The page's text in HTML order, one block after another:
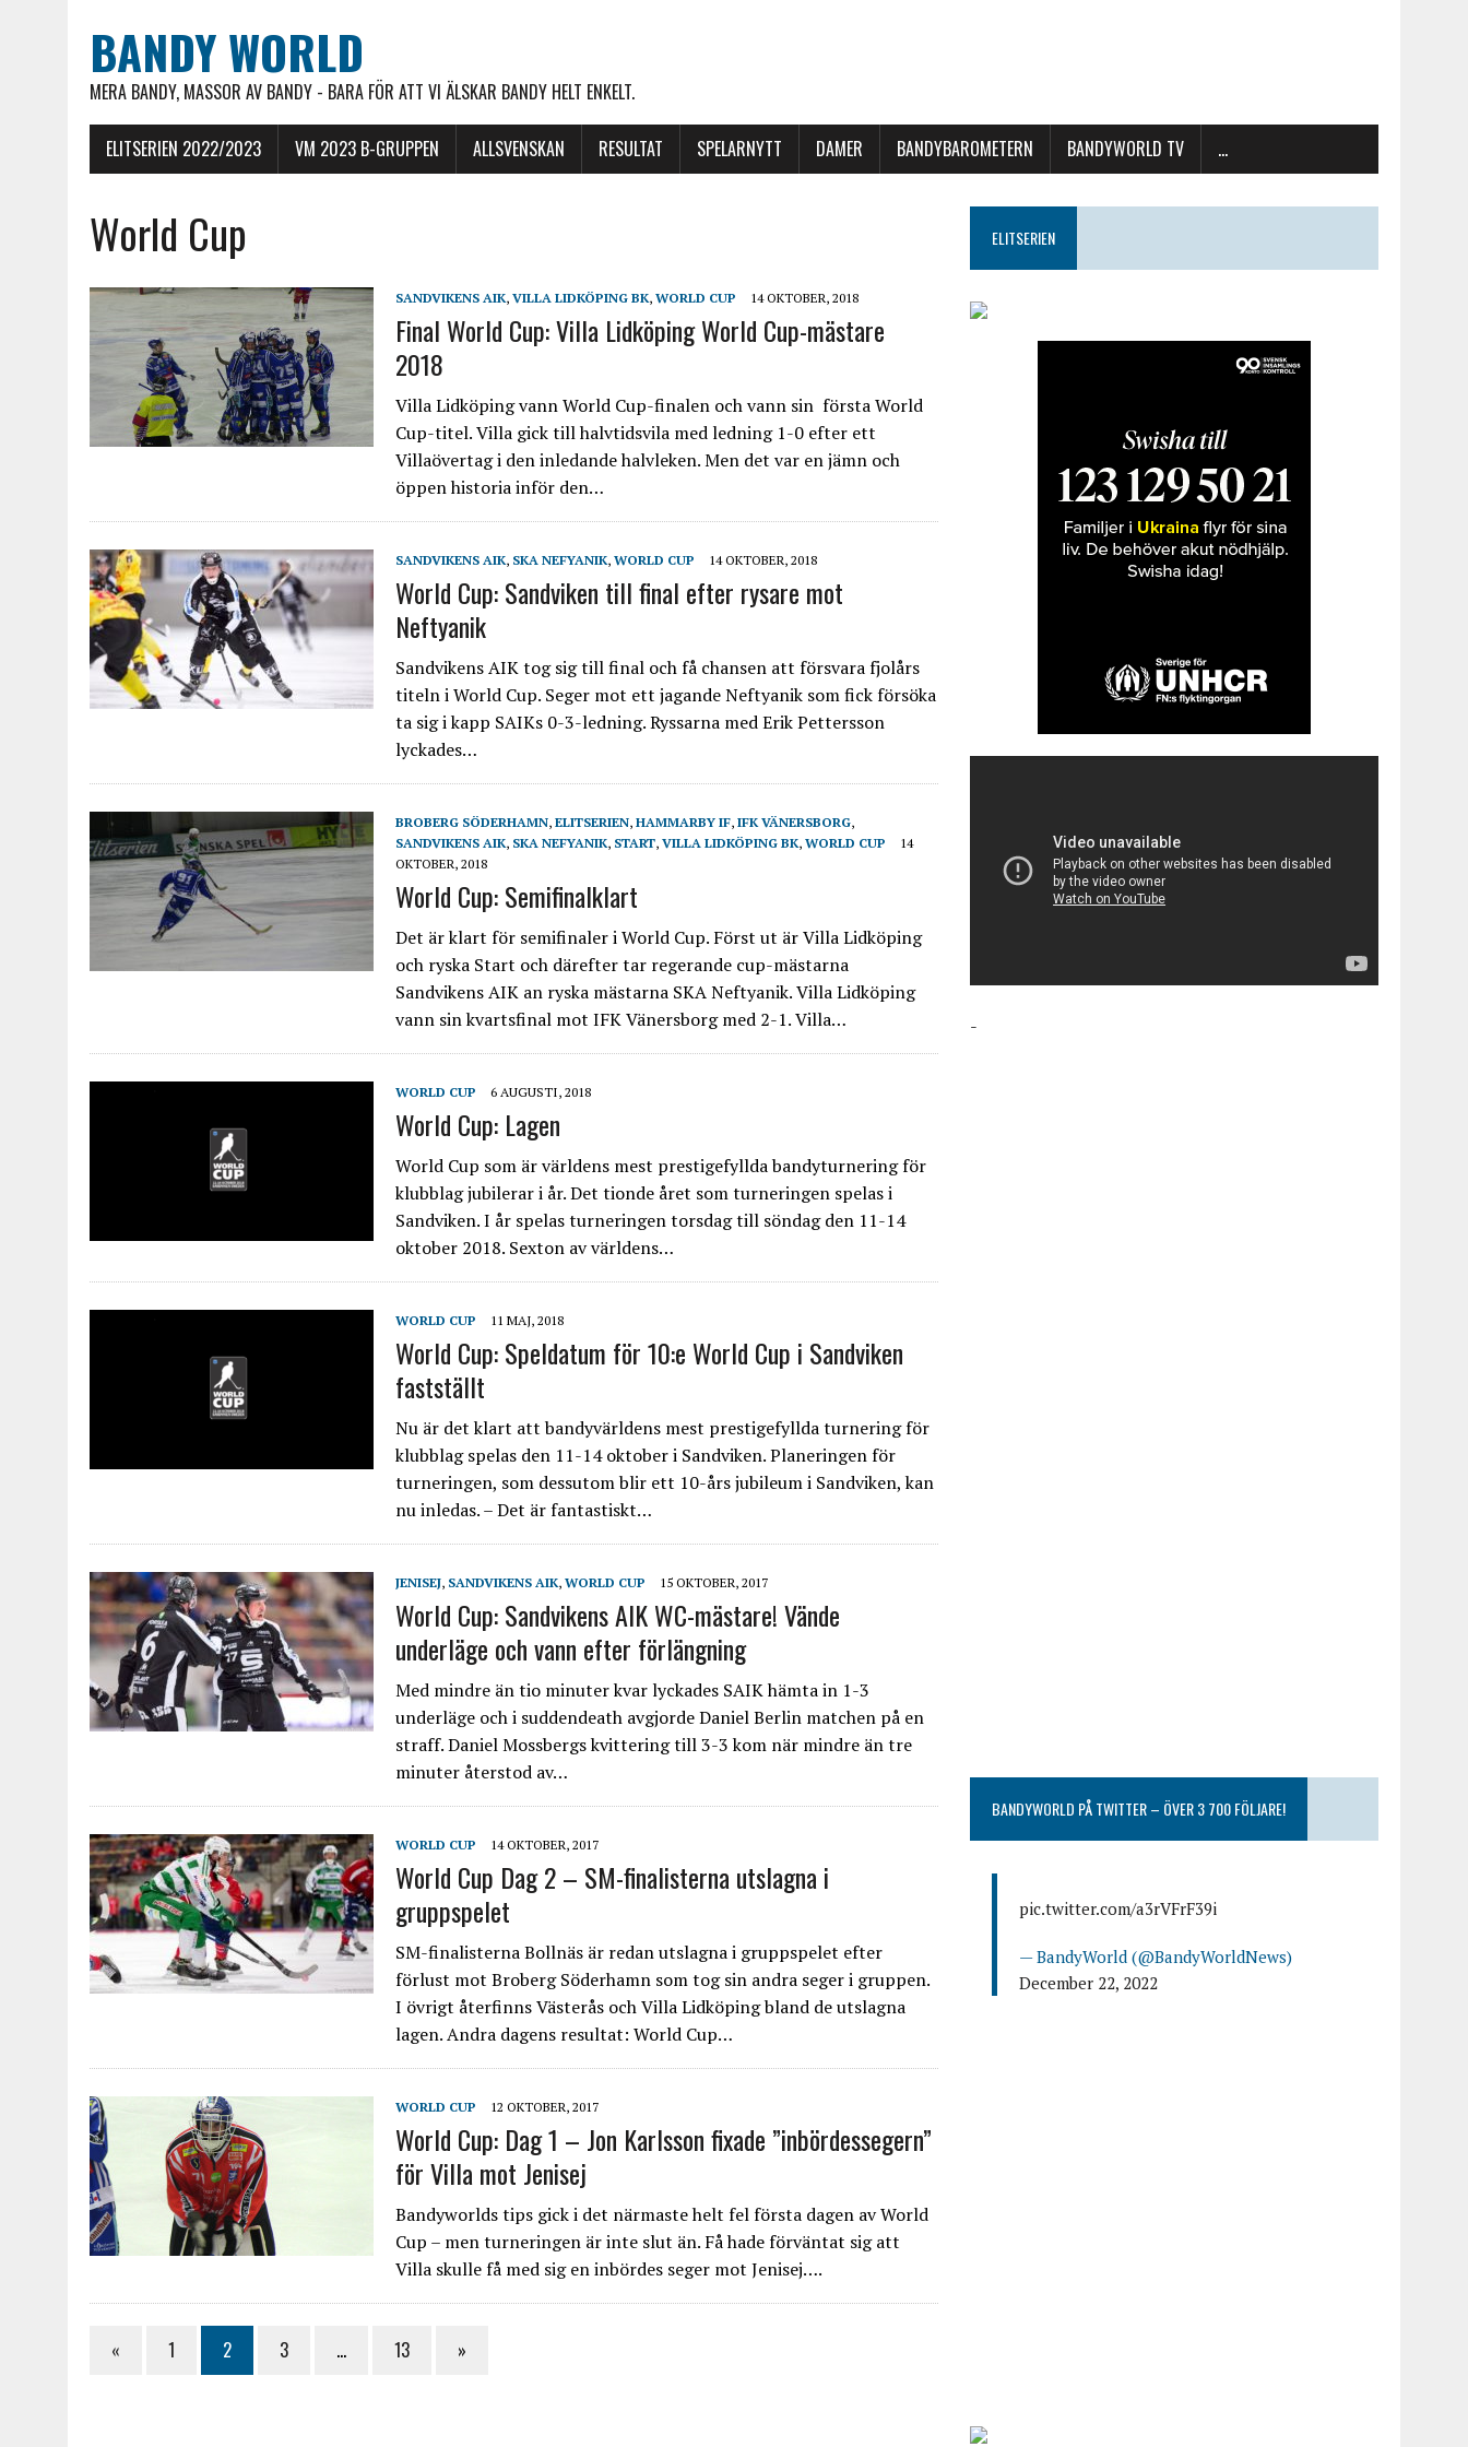
BANDY WORLD
MERA BANDY, MASSOR AV BANDY - BARA FÖR ATT VI ÄLSKAR BANDY HELT ENKELT.
ELITSERIEN 2022/2023 VM 2023 B-GRUPPEN ALLSVENSKAN RESULTAT SPELARNYTT DAMER BANDYBAROMETERN BANDYWORLD TV …
World Cup
SANDVIKENS AIK, VILLA LIDKÖPING BK, WORLD CUP 14 OKTOBER, 2018
Final World Cup: Villa Lidköping World Cup-mästare
2018
Villa Lidköping vann World Cup-finalen och vann sin första World
Cup-titel. Villa gick till halvtidsvila med ledning 1-0 efter ett
Villaövertag i den inledande halvleken. Men det var en jämn och
öppen historia inför den…
SANDVIKENS AIK, SKA NEFYANIK, WORLD CUP 14 OKTOBER, 2018
World Cup: Sandviken till final efter rysare mot
Neftyanik
Sandvikens AIK tog sig till final och få chansen att försvara fjolårs
titeln i World Cup. Seger mot ett jagande Neftyanik som fick försöka
ta sig i kapp SAIKs 0-3-ledning. Ryssarna med Erik Pettersson
lyckades…
BROBERG SÖDERHAMN, ELITSERIEN, HAMMARBY IF, IFK VÄNERSBORG,
SANDVIKENS AIK, SKA NEFYANIK, START, VILLA LIDKÖPING BK, WORLD CUP
14
OKTOBER, 2018
World Cup: Semifinalklart
Det är klart för semifinaler i World Cup. Först ut är Villa Lidköping
och ryska Start och därefter tar regerande cup-mästarna
Sandvikens AIK an ryska mästarna SKA Neftyanik. Villa Lidköping
vann sin kvartsfinal mot IFK Vänersborg med 2-1. Villa…
WORLD CUP 6 AUGUSTI, 2018
World Cup: Lagen
World Cup som är världens mest prestigefyllda bandyturnering för
klubblag jubilerar i år. Det tionde året som turneringen spelas i
Sandviken. I år spelas turneringen torsdag till söndag den 11-14
oktober 2018. Sexton av världens…
WORLD CUP 11 MAJ, 2018
World Cup: Speldatum för 10:e World Cup i Sandviken
fastställt
Nu är det klart att bandyvärldens mest prestigefyllda turnering för
klubblag spelas den 11-14 oktober i Sandviken. Planeringen för
turneringen, som dessutom blir ett 10-års jubileum i Sandviken, kan
nu inledas. – Det är fantastiskt…
JENISEJ, SANDVIKENS AIK, WORLD CUP 15 OKTOBER, 2017
World Cup: Sandvikens AIK WC-mästare! Vände
underläge och vann efter förlängning
Med mindre än tio minuter kvar lyckades SAIK hämta in 1-3
underläge och i suddendeath avgjorde Daniel Berlin matchen på en
straff. Daniel Mossbergs kvittering till 3-3 kom när mindre än tre
minuter återstod av…
WORLD CUP 14 OKTOBER, 2017
World Cup Dag 2 – SM-finalisterna utslagna i
gruppspelet
SM-finalisterna Bollnäs är redan utslagna i gruppspelet efter
förlust mot Broberg Söderhamn som tog sin andra seger i gruppen.
I övrigt återfinns Västerås och Villa Lidköping bland de utslagna
lagen. Andra dagens resultat: World Cup…
WORLD CUP 12 OKTOBER, 2017
World Cup: Dag 1 – Jon Karlsson fixade ”inbördessegern”
för Villa mot Jenisej
Bandyworlds tips gick i det närmaste helt fel första dagen av World
Cup – men turneringen är inte slut än. Få hade förväntat sig att
Villa skulle få med sig en inbördes seger mot Jenisej….
« 1 2 3 … 13 »
ELITSERIEN
-
BANDYWORLD PÅ TWITTER – ÖVER 3 700 FÖLJARE!
pic.twitter.com/a3rVFrF39i
— BandyWorld (@BandyWorldNews)
December 22, 2022